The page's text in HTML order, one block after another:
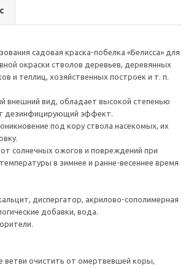
садовая краска-побелка «Белисса» для
окраски стволов деревьев, деревянных
и теплиц, хозяйственных построек и т. п.
внешний вид, обладает высокой степенью
дезинфицирующий эффект.
под кору ствола насекомых, их
солнечных ожогов и повреждений при
в зимнее и ранне-весеннее время
диспергатор, акрилово-сополимерная
добавки, вода.
ветви очистить от омертвевшей коры,